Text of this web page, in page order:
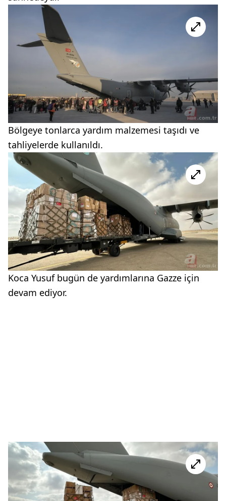
Bölgeye tonlarca yardım malzemesi taşıdı ve
tahliyelerde kullanıldı.
Koca Yusuf bugün de yardımlarına Gazze için
devam ediyor.